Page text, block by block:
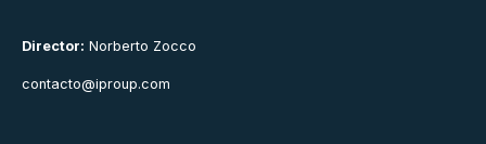
Director: Norberto Zocco
contacto@iproup.com